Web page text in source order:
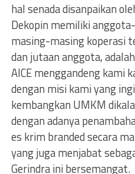
hal senada disanpaikan
Dekopin memiliki
masing-masing koperasi
dan jutaan anggota,
AICE menggandeng kami
dengan misi kami yang
kembangkan UMKM
dengan adanya
es krim branded secara
yang juga menjabat
Gerindra ini bersemangat.